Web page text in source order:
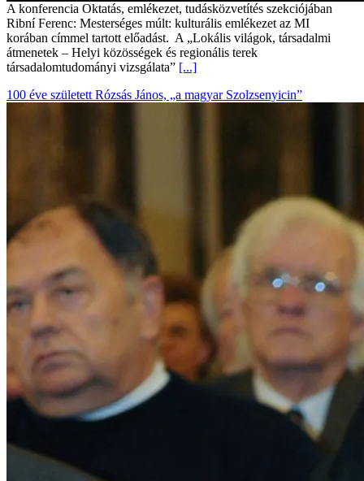
A konferencia Oktatás, emlékezet, tudásközvetítés szekciójában
Ribní Ferenc: Mesterséges múlt: kulturális emlékezet az MI
korában címmel tartott előadást. A „Lokális világok, társadalmi
átmenetek – Helyi közösségek és regionális terek
társadalomtudományi vizsgálata” [...]
100 éve született Rózsás János, „a magyar Szolzsenyicin”